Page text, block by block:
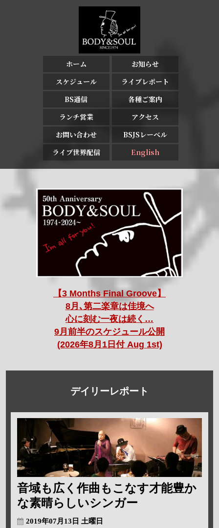
ホーム
お知らせ
スケジュール
ライブレポート
BS通信
各種ご案内
ランチ営業
アクセス
お問い合わせ
BSJSレーベル
ライブ世界配信
English
【3 Months Final Groove】
8月､第二楽章は佳境へ
心に刻む一夜は続く…
9月前半のスケジュール公開
(2026年8月1日付 Aug 1st)
デイリーレポート
音域も広く作曲もこなす才能豊か
な素晴らしいシンガー
2019年07月13日 土曜日